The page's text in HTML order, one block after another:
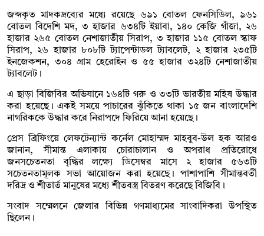
জব্দকৃত মাদকদ্রব্যের মধ্যে রয়েছে ৬৯১ বোতল ফেনসিডিল, ৯৬১
বোতল বিদেশি মদ, ৩ হাজার ৬৩৪টি ইয়াবা, ১৪০ কেজি গাঁজা, ২৬
হাজার ২৬৫ বোতল নেশাজাতীয় সিরাপ, ৩ হাজার ১১৫ বোতল স্কাফ
সিরাপ, ২৬ হাজার ৮০৮টি ট্যাপেন্টাডল ট্যাবলেট, ২ হাজার ২৩৫টি
ইনজেকশন, ৩০৪ গ্রাম হেরোইন ও ৫৫ হাজার ৩২৪টি নেশাজাতীয়
ট্যাবলেট।
এ ছাড়া বিজিবির অভিযানে ১৬৪টি গরু ও ৩৩টি ভারতীয় মহিষ উদ্ধার
করা হয়েছে। একই সময়ে পাচারের ঝুঁকিতে থাকা ১৫ জন বাংলাদেশি
নাগরিককে উদ্ধার করে নিরাপদে ফিরিয়ে আনা হয়েছে।
প্রেস ব্রিফিংয়ে লেফটেন্যান্ট কর্নেল মোহাম্মদ মাহবুব-উল হক আরও
জানান, সীমান্ত এলাকায় চোরাচালান ও অপরাধ প্রতিরোধে
জনসচেতনতা বৃদ্ধির লক্ষ্যে ডিসেম্বর মাসে ২ হাজার ৫৬৩টি
সচেতনতামূলক সভা আয়োজন করা হয়েছে। পাশাপাশি সীমান্তবর্তী
দরিদ্র ও শীতার্ত মানুষের মধ্যে শীতবস্ত্র বিতরণ করেছে বিজিবি।
সংবাদ সম্মেলনে জেলার বিভিন্ন গণমাধ্যমের সাংবাদিকরা উপস্থিত
ছিলেন।